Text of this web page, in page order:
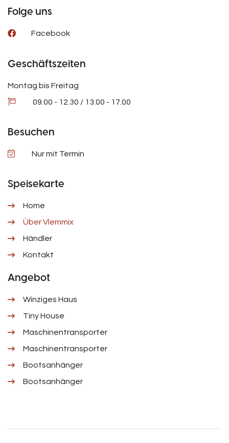
Folge uns
Facebook
Geschäftszeiten
Montag bis Freitag
09.00 - 12.30 / 13.00 - 17.00
Besuchen
Nur mit Termin
Speisekarte
Home
Über Vlemmix
Händler
Kontakt
Angebot
Winziges Haus
Tiny House
Maschinentransporter
Maschinentransporter
Bootsanhänger
Bootsanhänger